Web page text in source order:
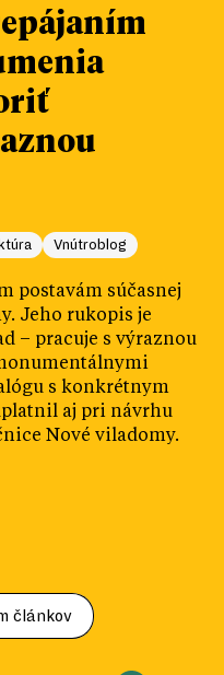
Vnútroblog
postavám súčasnej
Jeho rukopis je
– pracuje s výraznou
s konkrétnym
aj pri návrhu
Nové viladomy.
článkov